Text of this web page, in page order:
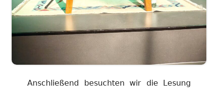
Anschließend besuchten wir die Lesung